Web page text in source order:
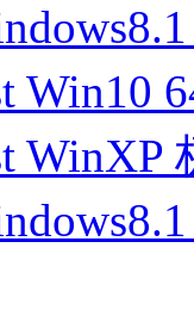
Win10
WinXP